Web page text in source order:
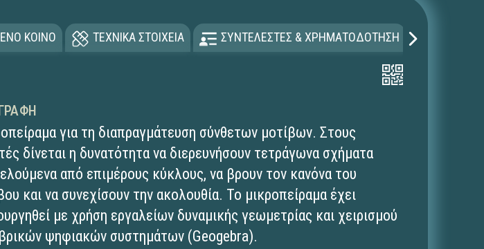
ΚΟΙΝΟ ΤΕΧΝΙΚΑ ΣΤΟΙΧΕΙΑ ΣΥΝΤΕΛΕΣΤΕΣ & ΧΡΗΜΑΤΟΔΟΤΗΣΗ
για τη διαπραγμάτευση σύνθετων μοτίβων. Στους
δίνεται η δυνατότητα να διερευνήσουν τετράγωνα σχήματα
από επιμέρους κύκλους, να βρουν τον κανόνα του
και να συνεχίσουν την ακολουθία. To μικροπείραμα έχει
με χρήση εργαλείων δυναμικής γεωμετρίας και χειρισμού
ψηφιακών συστημάτων (Geogebra).